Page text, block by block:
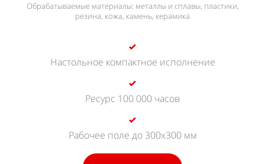
Обрабатываемые материалы: металлы и сплавы, пластики,
резина, кожа, камень, керамика
Настольное компактное исполнение
Ресурс 100 000 часов
Рабочее поле до 300х300 мм